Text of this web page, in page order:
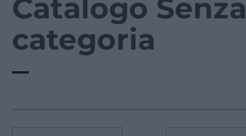
Catalogo Senza
categoria